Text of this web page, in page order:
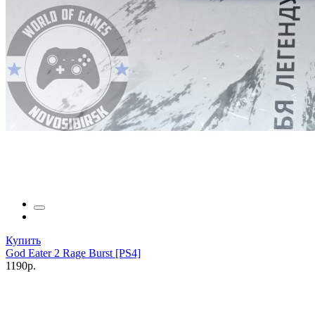
Купить
God Eater 2 Rage Burst [PS4]
1190р.